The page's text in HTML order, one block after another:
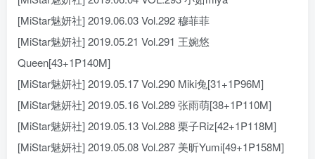
[MiStar魅妍社] 2019.06.03 Vol.292 穆菲菲
[MiStar魅妍社] 2019.05.21 Vol.291 王婉悠
Queen[43+1P140M]
[MiStar魅妍社] 2019.05.17 Vol.290 Miki兔[31+1P96M]
[MiStar魅妍社] 2019.05.16 Vol.289 张雨萌[38+1P110M]
[MiStar魅妍社] 2019.05.13 Vol.288 栗子Riz[42+1P118M]
[MiStar魅妍社] 2019.05.08 Vol.287 美昕Yumi[49+1P158M]